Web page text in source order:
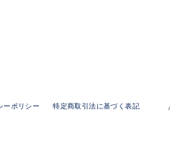
ーポリシー 特定商取引法に基づく表記